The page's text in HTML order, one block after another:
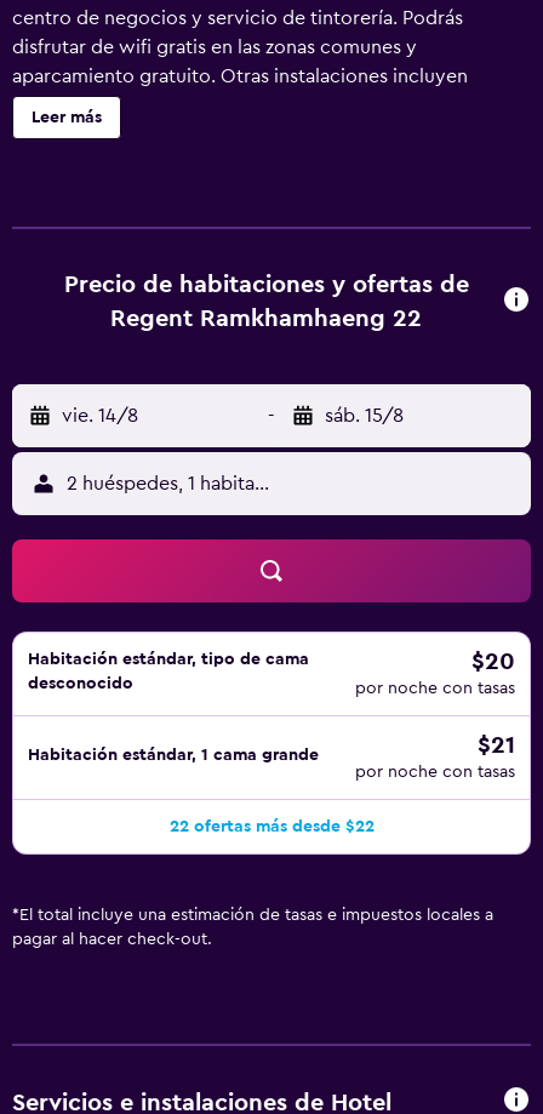
centro de negocios y servicio de tintorería. Podrás
disfrutar de wifi gratis en las zonas comunes y
aparcamiento gratuito. Otras instalaciones incluyen
lavandería, servicio de recepción 24 horas y una
peluquería. El cuarto de baño es compartido. Regent
equipados con ducha, artículos de higiene personal
gratuitos y secador de pelo. Este hotel en Bangkok ofrece
de limpieza todos los días.
Leer más
Precio de habitaciones y ofertas de
Regent Ramkhamhaeng 22
vie. 14/8 - sáb. 15/8
2 huéspedes, 1 habitación
Habitación estándar, tipo de cama
desconocido
$20
por noche con tasas
Habitación estándar, 1 cama grande $21
por noche con tasas
22 ofertas más desde $22
* El total incluye una estimación de tasas e impuestos locales a
pagar al hacer check-out.
Servicios e instalaciones de Hotel